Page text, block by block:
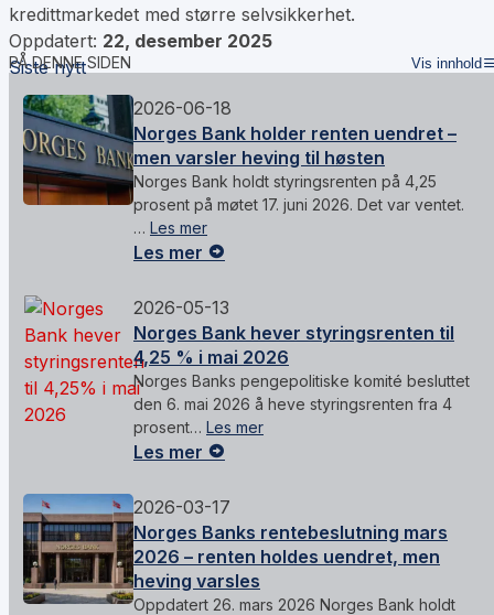
kredittmarkedet med større selvsikkerhet.
Oppdatert: 22, desember 2025
PÅ DENNE SIDEN Vis innhold
Siste nytt
2026-06-18
Norges Bank holder renten uendret –
men varsler heving til høsten
Norges Bank holdt styringsrenten på 4,25
prosent på møtet 17. juni 2026. Det var ventet.
… Les mer
Les mer
2026-05-13
Norges Bank hever styringsrenten til
4,25 % i mai 2026
Norges Banks pengepolitiske komité besluttet
den 6. mai 2026 å heve styringsrenten fra 4
prosent… Les mer
Les mer
2026-03-17
Norges Banks rentebeslutning mars
2026 – renten holdes uendret, men
heving varsles
Oppdatert 26. mars 2026 Norges Bank holdt